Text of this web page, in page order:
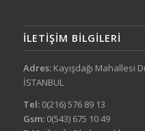
İLETIŞIM BILGILERI
Adres:Kayışdağı Mahallesi
İSTANBUL
Tel:0(216) 576 89 13
Gsm:0(543) 675 10 49